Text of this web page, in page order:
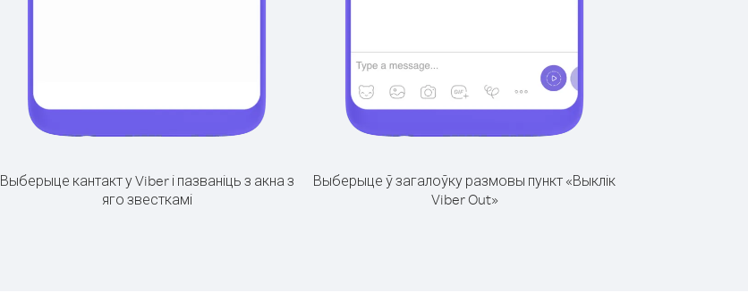
Выберыце кантакт у Viber і пазваніць з акна з
яго звесткамі
Выберыце ў загалоўку размовы пункт «Выклік
Viber Out»